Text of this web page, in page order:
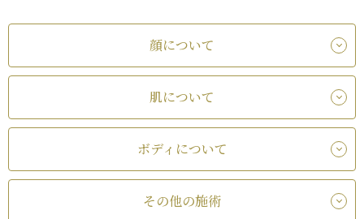
顔について
肌について
ボディについて
その他の施術